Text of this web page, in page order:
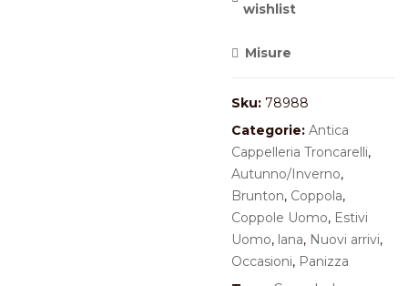
wishlist
Misure
Sku: 78988
Categorie: Antica
Cappelleria Troncarelli,
Autunno/Inverno,
Brunton, Coppola,
Coppole Uomo, Estivi
Uomo, lana, Nuovi arrivi,
Occasioni, Panizza